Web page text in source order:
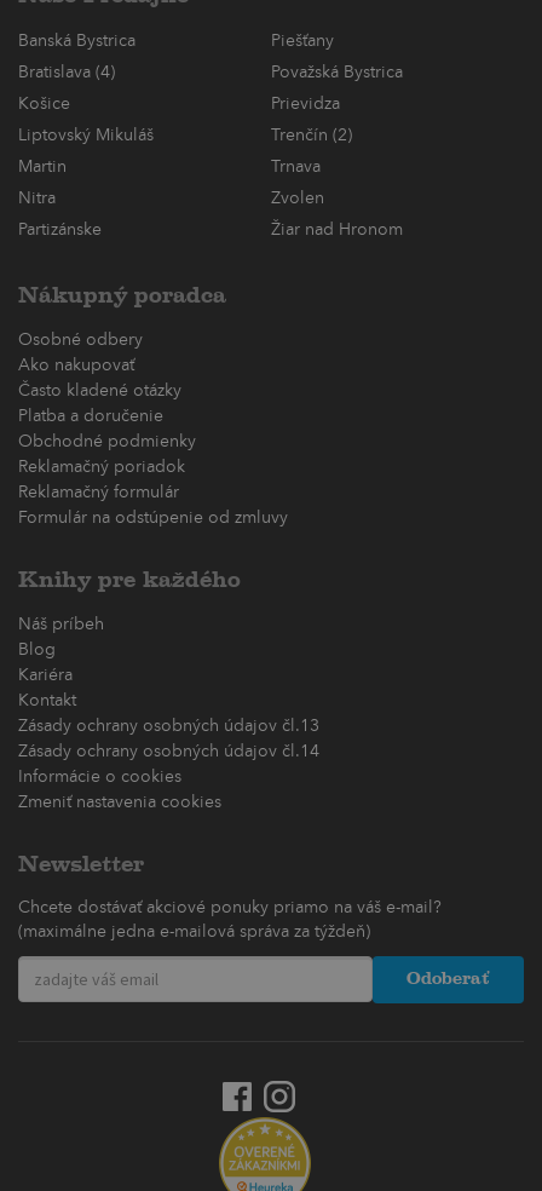
Banská Bystrica
Piešťany
Bratislava (4)
Považská Bystrica
Košice
Prievidza
Liptovský Mikuláš
Trenčín (2)
Martin
Trnava
Nitra
Zvolen
Partizánske
Žiar nad Hronom
Nákupný poradca
Osobné odbery
Ako nakupovať
Často kladené otázky
Platba a doručenie
Obchodné podmienky
Reklamačný poriadok
Reklamačný formulár
Formulár na odstúpenie od zmluvy
Knihy pre každého
Náš príbeh
Blog
Kariéra
Kontakt
Zásady ochrany osobných údajov čl.13
Zásady ochrany osobných údajov čl.14
Informácie o cookies
Zmeniť nastavenia cookies
Newsletter
Chcete dostávať akciové ponuky priamo na váš e-mail?
(maximálne jedna e-mailová správa za týždeň)
Odoberať